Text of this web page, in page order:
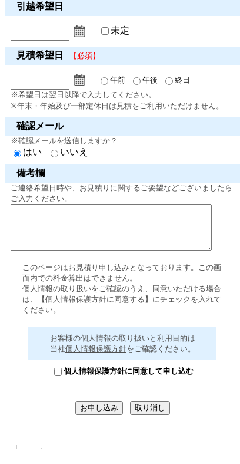
引越希望日
未定
見積希望日 【必須】
午前 午後
終日
※希望日は翌日以降で入力してください。
※年末・年始及び一部定休日は見積をご利用いただけません。
確認メール
※確認メールを送信しますか？
はい
いいえ
備考欄
ご連絡希望日時や、お見積りに関するご要望などございましたら
ご入力ください。
このページはお見積り申し込みとなっております。この画
面内での料金算出はできません。
個人情報の取り扱いをご確認のうえ、同意いただける場合
は、【個人情報保護方針に同意する】にチェックを入れて
ください。
お客様の個人情報の取り扱いと利用目的は
当社個人情報保護方針をご確認ください。
個人情報保護方針に同意して申し込む